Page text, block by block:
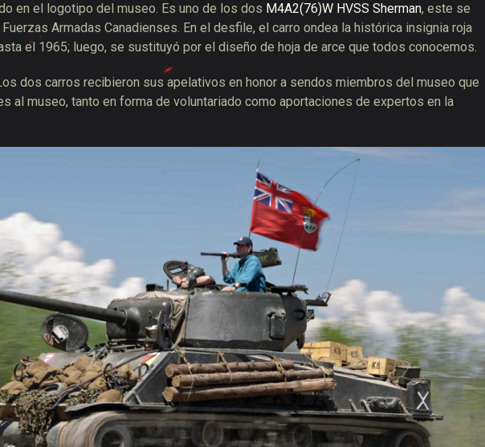
en el logotipo del museo. Es uno de los dos M4A2(76)W HVSS Sherman, este se
Armadas Canadienses. En el desfile, el carro ondea la histórica insignia roja
el 1965; luego, se sustituyó por el diseño de hoja de arce que todos conocemos.
dos carros recibieron sus apelativos en honor a sendos miembros del museo que
al museo, tanto en forma de voluntariado como aportaciones de expertos en la